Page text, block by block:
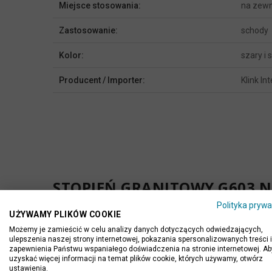
Miejsce stosowania: na
Zastosowanie: schody
Kolor: szary i
Producent / Importer: Klink
STOPIEŃ GRANITOWY G603
Chcesz, aby każdy detal Twojej przestrzeni był
służyć przez długie lata. To rozwiązanie, które nie tylko
CO WYRÓŻNIA TEN
Polityka
UŻYWAMY PLIKÓW COOKIE
Możemy je zamieścić w celu analizy danych dotyczących odwiedzających,
ulepszenia naszej strony internetowej, pokazania spersonalizowanych treści i
zapewnienia Państwu wspaniałego doświadczenia na stronie internetowej.
uzyskać więcej informacji na temat plików cookie, których używamy, otwórz
ustawienia.